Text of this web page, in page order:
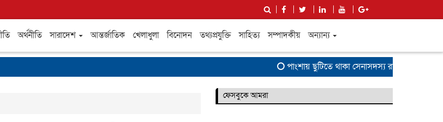
অর্থনীতি সারাদেশ আন্তর্জাতিক খেলাধুলা বিনোদন তথ্যপ্রযুক্তি সাহিত্য সম্পাদকীয় অন্যান্য
পাংশায় ছুটিতে থাকা সেনাসদস্য রাহাত হোসেনকে
ফেসবুকে আমরা